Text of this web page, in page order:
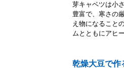
芽キャベツは小
豊富で、寒さの
え物になること
ムとともにアヒ
乾燥大豆で作